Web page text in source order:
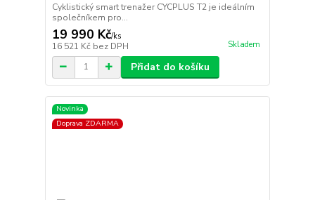
Cyklistický smart trenažer CYCPLUS T2 je ideálním
společníkem pro...
19 990 Kč/ks
16 521 Kč bez DPH Skladem
Přidat do košíku
Novinka
Doprava ZDARMA